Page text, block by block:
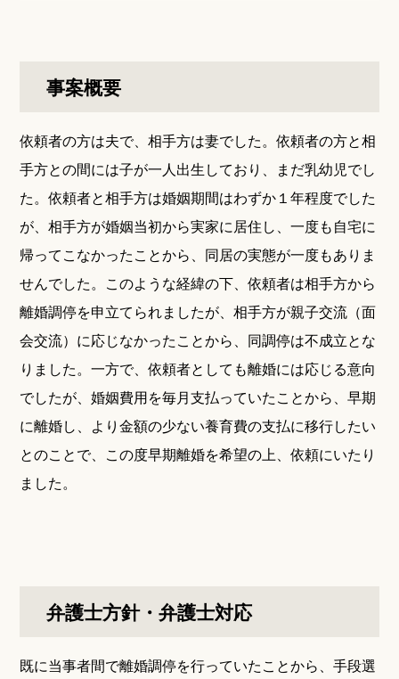
事案概要
依頼者の方は夫で、相手方は妻でした。依頼者の方と相
手方との間には子が一人出生しており、まだ乳幼児でし
た。依頼者と相手方は婚姻期間はわずか１年程度でした
が、相手方が婚姻当初から実家に居住し、一度も自宅に
帰ってこなかったことから、同居の実態が一度もありま
せんでした。このような経緯の下、依頼者は相手方から
離婚調停を申立てられましたが、相手方が親子交流（面
会交流）に応じなかったことから、同調停は不成立とな
りました。一方で、依頼者としても離婚には応じる意向
でしたが、婚姻費用を毎月支払っていたことから、早期
に離婚し、より金額の少ない養育費の支払に移行したい
とのことで、この度早期離婚を希望の上、依頼にいたり
ました。
弁護士方針・弁護士対応
既に当事者間で離婚調停を行っていたことから、手段選